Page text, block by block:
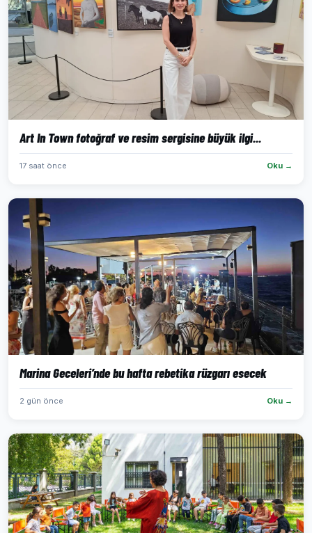
Art In Town fotoğraf ve resim sergisine büyük ilgi...
17 saat önce Oku →
Marina Geceleri’nde bu hafta rebetika rüzgarı esecek
2 gün önce Oku →